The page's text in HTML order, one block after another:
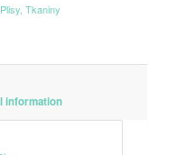
Plisy, Tkaniny
						Additional information